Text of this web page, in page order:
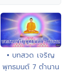
• บทสวด เจริญ
พุทธมนต์ 7 ตำนาน